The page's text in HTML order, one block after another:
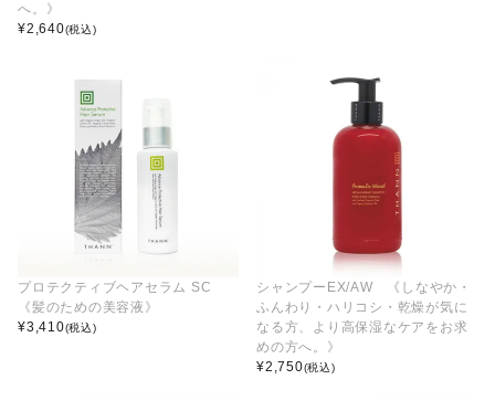
へ。》
¥2,640(税込)
プロテクティブヘアセラム SC
《髪のための美容液》
¥3,410(税込)
シャンプーEX/AW 《しなやか・
ふんわり・ハリコシ・乾燥が気に
なる方、より高保湿なケアをお求
めの方へ。》
¥2,750(税込)